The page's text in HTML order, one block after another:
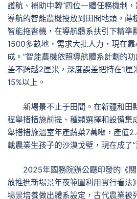
護航、補助中轉”四位一體任務機制
導航的智能農機投放到田間地頭。蒔
智能拖沓機，在導航體系扶引下精準
1500多畝地，需求大批人力，現在
成。”智能農機依照導航體系計劃的
差不跨越2厘米，深度誤差把持在1厘
15%以上。
新場景不止于田間。在新疆和田
程舉措措施前提、種類選擇和設備集
舉措措施溫室年產蔬菜7萬噸，產
載農業生孩子的沙漠戈壁，現在成了“
2025年國務院辦公廳印發的《
放推進新場景年夜範圍利用實行看法
場景培養做出體系設定，古代農業被